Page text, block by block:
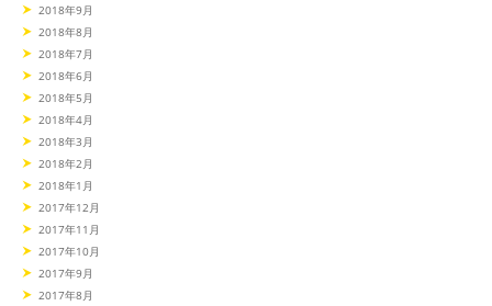
2018年9月
2018年8月
2018年7月
2018年6月
2018年5月
2018年4月
2018年3月
2018年2月
2018年1月
2017年12月
2017年11月
2017年10月
2017年9月
2017年8月